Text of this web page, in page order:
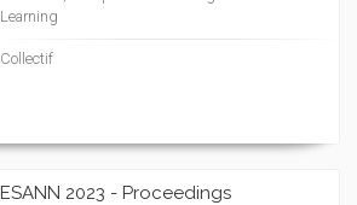
Learning
Collectif
ESANN 2023 - Proceedings